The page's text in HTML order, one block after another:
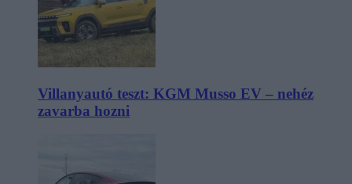
Villanyautó teszt: KGM Musso EV – nehéz
zavarba hozni